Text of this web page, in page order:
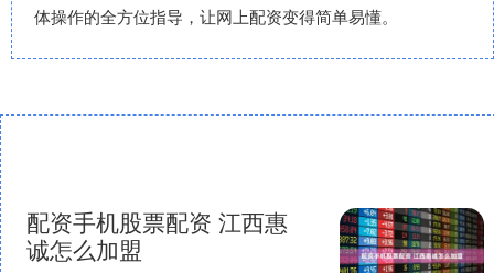
体操作的全方位指导，让网上配资变得简单易懂。
配资手机股票配资 江西惠
诚怎么加盟